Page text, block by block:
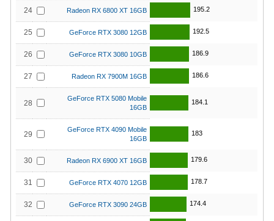
24 Radeon RX 6800 XT 16GB 195.2
25 GeForce RTX 3080 12GB 192.5
26 GeForce RTX 3080 10GB 186.9
27 Radeon RX 7900M 16GB 186.6
28
GeForce RTX 5080 Mobile
16GB
184.1
29
GeForce RTX 4090 Mobile
16GB
183
30 Radeon RX 6900 XT 16GB 179.6
31 GeForce RTX 4070 12GB 178.7
32 GeForce RTX 3090 24GB 174.4